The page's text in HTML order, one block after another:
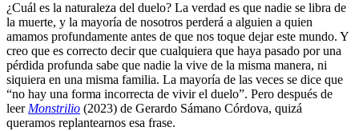
¿Cuál es la naturaleza del duelo? La verdad es que nadie se libra de
la muerte, y la mayoría de nosotros perderá a alguien a quien
amamos profundamente antes de que nos toque dejar este mundo. Y
creo que es correcto decir que cualquiera que haya pasado por una
pérdida profunda sabe que nadie la vive de la misma manera, ni
siquiera en una misma familia. La mayoría de las veces se dice que
“no hay una forma incorrecta de vivir el duelo”. Pero después de
leer Monstrilio (2023) de Gerardo Sámano Córdova, quizá
queramos replantearnos esa frase.